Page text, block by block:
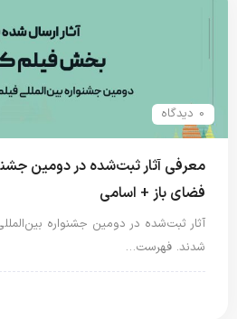
0 دیدگاه
معرفی آثار ثبت‌شده در دومین
فضای باز + اسامی
آثار ثبت‌شده در دومین جشنواره
شدند. فهرست…